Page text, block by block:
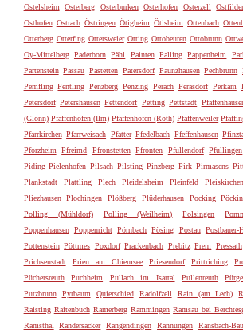
Ostelsheim
Osterberg Osterburken Osterhofen Osterzell
Osthofen Ostrach Östringen Ötigheim Ötisheim Ottenbach
Otterberg Otterfing Ottersweier Otting Ottobeuren Ottobrunn
Oy-Mittelberg Paderborn Pähl Painten Palling Pappenheim
Partenstein Passau Pastetten Patersdorf Paunzhausen Pechbrunn
Pemfling Pentling Penzberg Penzing Perach Perasdorf Perkam
Petersdorf Petershausen Pettendorf Petting Pettstadt
(Glonn) Pfaffenhofen (Ilm) Pfaffenhofen (Roth) Pfaffenweiler
Pfarrkirchen Pfarrweisach Pfatter Pfedelbach Pfeffenhausen
Pforzheim
Pfreimd Pfronstetten Pfronten Pfullendorf Pfullingen
Piding Pielenhofen Pilsach Pilsting Pinzberg Pirk Pirmasens
Plankstadt
Plattling Plech Pleidelsheim Pleinfeld Pleiskirchen
Pliezhausen
Plochingen Plößberg Plüderhausen Pocking
Polling (Mühldorf)
Polling (Weilheim) Polsingen
Poppenhausen Poppenricht Pörnbach Pösing Postau Postbauer-
Pottenstein Pöttmes Poxdorf Prackenbach Prebitz Prem Pressath
Prichsenstadt
Prien am Chiemsee Priesendorf Prittriching
Püchersreuth
Puchheim Pullach im Isartal Pullenreuth
Putzbrunn
Pyrbaum Quierschied Radolfzell Rain (am Lech)
Raisting Raitenbuch Ramerberg Rammingen Ramsau bei
Ramsthal
Randersacker Rangendingen Rannungen Ransbach-